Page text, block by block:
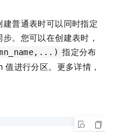
普通表时可以同时指定
。您可以在创建表时，
指定分布
值进行分区。更多详情，